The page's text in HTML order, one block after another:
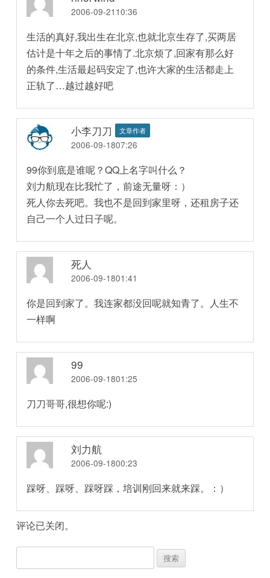
2006-09-2110:36
生活的真好,我出生在北京,也就北京生存了,买两居
估计是十年之后的事情了.北京烦了,回家有那么好
的条件,生活最起码安定了,也许大家的生活都走上
正轨了…越过越好吧
小李刀刀 文章作者
2006-09-1807:26
99你到底是谁呢？QQ上名字叫什么？
刘力航现在比我忙了，前途无量呀：）
死人你去死吧。我也不是回到家里呀，还租房子还
自己一个人过日子呢。
死人
2006-09-1801:41
你是回到家了。我连家都没回呢就知青了。人生不
一样啊
99
2006-09-1801:25
刀刀哥哥,很想你呢:)
刘力航
2006-09-1800:23
踩呀、踩呀、踩呀踩，培训刚回来就来踩。：）
评论已关闭。
索：